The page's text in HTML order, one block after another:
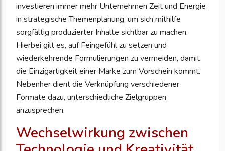
investieren immer mehr Unternehmen Zeit und Energie
in strategische Themenplanung, um sich mithilfe
sorgfältig produzierter Inhalte sichtbar zu machen.
Hierbei gilt es, auf Feingefühl zu setzen und
wiederkehrende Formulierungen zu vermeiden, damit
die Einzigartigkeit einer Marke zum Vorschein kommt.
Nebenher dient die Verknüpfung verschiedener
Formate dazu, unterschiedliche Zielgruppen
anzusprechen.
Wechselwirkung zwischen